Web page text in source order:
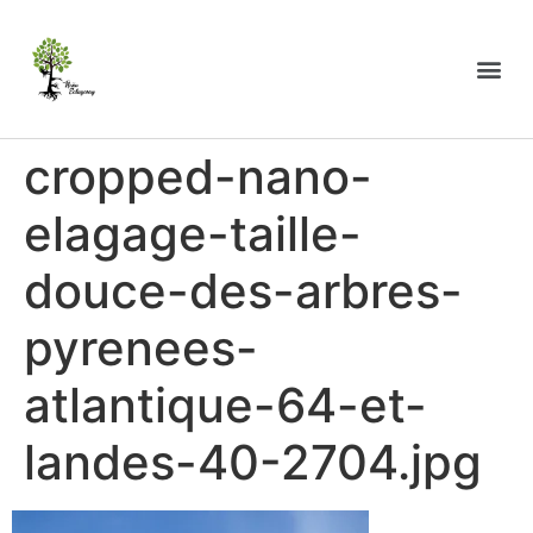
cropped-nano-
elagage-taille-
douce-des-arbres-
pyrenees-
atlantique-64-et-
landes-40-2704.jpg